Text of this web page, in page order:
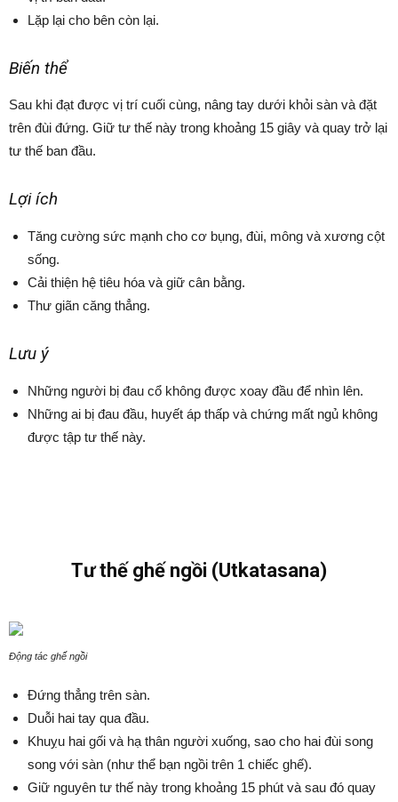
Lặp lại cho bên còn lại.
Biến thể
Sau khi đạt được vị trí cuối cùng, nâng tay dưới khỏi sàn và đặt
trên đùi đứng. Giữ tư thế này trong khoảng 15 giây và quay trở lại
tư thế ban đầu.
Lợi ích
Tăng cường sức mạnh cho cơ bụng, đùi, mông và xương cột
sống.
Cải thiện hệ tiêu hóa và giữ cân bằng.
Thư giãn căng thẳng.
Lưu ý
Những người bị đau cổ không được xoay đầu để nhìn lên.
Những ai bị đau đầu, huyết áp thấp và chứng mất ngủ không
được tập tư thế này.
Tư thế ghế ngồi (Utkatasana)
Động tác ghế ngồi
Đứng thẳng trên sàn.
Duỗi hai tay qua đầu.
Khuỵu hai gối và hạ thân người xuống, sao cho hai đùi song
song với sàn (như thể bạn ngồi trên 1 chiếc ghế).
Giữ nguyên tư thế này trong khoảng 15 phút và sau đó quay